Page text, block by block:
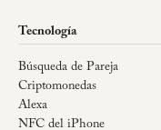
Tecnología
Búsqueda de Pareja
Criptomonedas
Alexa
NFC del iPhone